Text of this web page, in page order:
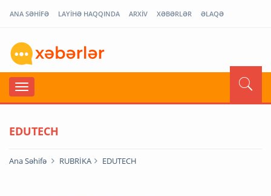
ANA SƏHİFƏ LAYİHƏ HAQQINDA ARXİV XƏBƏRLƏR ƏLAQƏ
EDUTECH
Ana Səhifə RUBRİKA EDUTECH